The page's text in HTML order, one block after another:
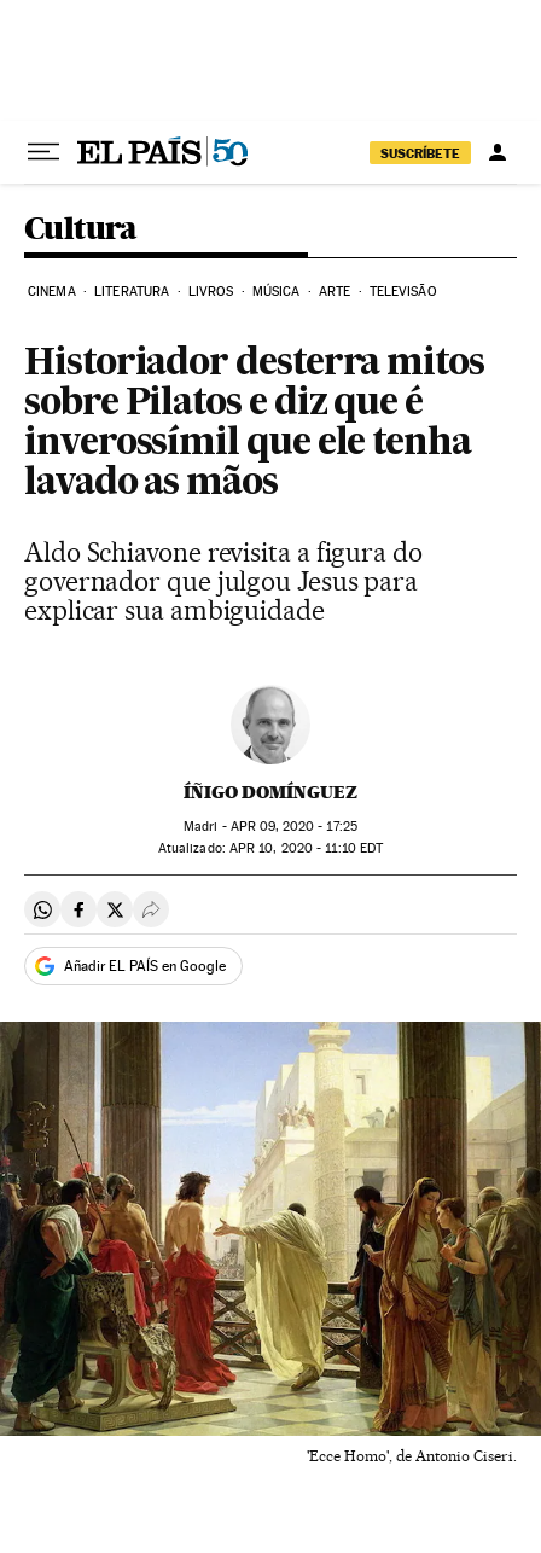
SUSCRÍBETE
Cultura
CINEMA LITERATURA LIVROS MÚSICA ARTE TELEVISÃO
Historiador desterra mitos
sobre Pilatos e diz que é
inverossímil que ele tenha
lavado as mãos
Aldo Schiavone revisita a figura do
governador que julgou Jesus para
explicar sua ambiguidade
ÍÑIGO DOMÍNGUEZ
Madri - APR 09, 2020 - 17:25
atualizado: APR 10, 2020 - 11:10EDT
Compartir en Whatsapp
Compartir en Facebook
Compartir en Twitter
Desplegar Redes Sociales
Añadir EL PAÍS en Google
'Ecce Homo', de Antonio Ciseri.